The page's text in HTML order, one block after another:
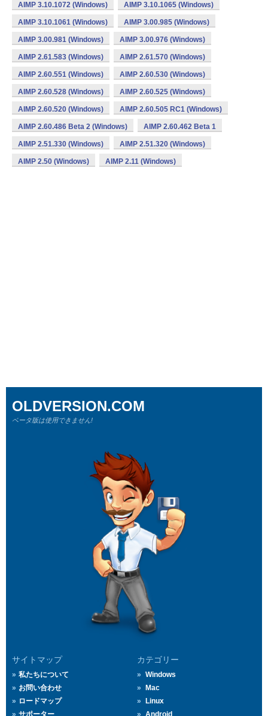
AIMP 3.10.1072 (Windows) AIMP 3.10.1065 (Windows)
AIMP 3.10.1061 (Windows) AIMP 3.00.985 (Windows)
AIMP 3.00.981 (Windows) AIMP 3.00.976 (Windows)
AIMP 2.61.583 (Windows) AIMP 2.61.570 (Windows)
AIMP 2.60.551 (Windows) AIMP 2.60.530 (Windows)
AIMP 2.60.528 (Windows) AIMP 2.60.525 (Windows)
AIMP 2.60.520 (Windows) AIMP 2.60.505 RC1 (Windows)
AIMP 2.60.486 Beta 2 (Windows) AIMP 2.60.462 Beta 1
AIMP 2.51.330 (Windows) AIMP 2.51.320 (Windows)
AIMP 2.50 (Windows) AIMP 2.11 (Windows)
サイトマップ
私たちについて
お問い合わせ
ロードマップ
サポーター
カテゴリー
Windows
Mac
Linux
Android
OLDVERSION.COM
ベータ版は使用できません!